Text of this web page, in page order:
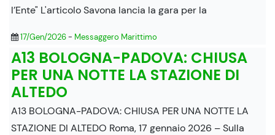
l’Ente" L'articolo Savona lancia la gara per la
17/Gen/2026- Messaggero Marittimo
A13 BOLOGNA-PADOVA: CHIUSA
PER UNA NOTTE LA STAZIONE DI
ALTEDO
A13 BOLOGNA-PADOVA: CHIUSA PER UNA NOTTE LA
STAZIONE DI ALTEDO Roma, 17 gennaio 2026 – Sulla